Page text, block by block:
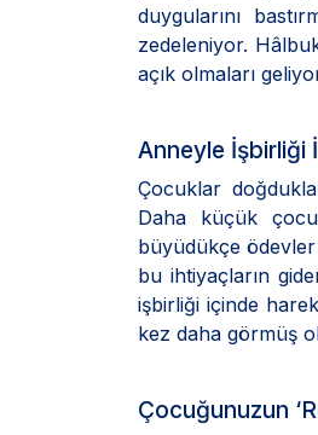
duygularını
zedeleniyor.
açık olmaları
Anneyle İşbirliği
Çocuklar
Daha küçük
büyüdükçe
bu ihtiyaçların
işbirliği içinde
kez daha görmüş
Çocuğunuzun